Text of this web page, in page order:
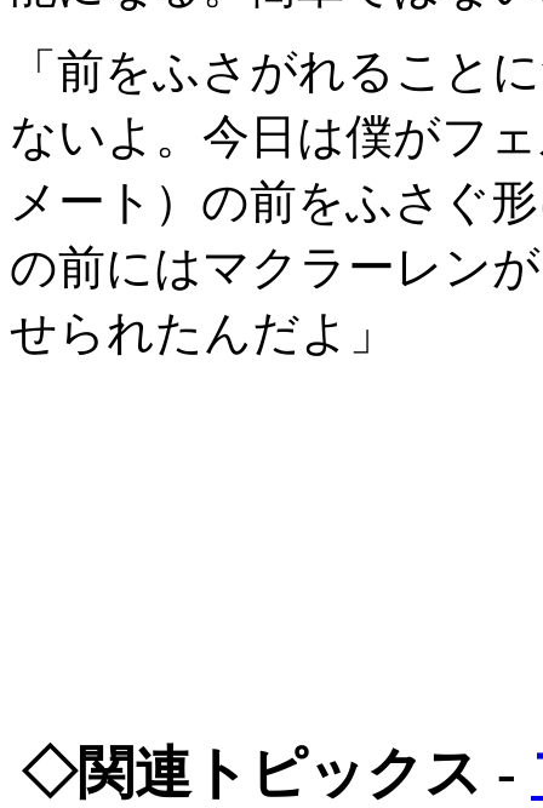
「前をふさがれるこ
ないよ。今日は僕がフ
メート）の前をふさぐ
の前にはマクラーレン
せられたんだよ」
◇関連トピックス -